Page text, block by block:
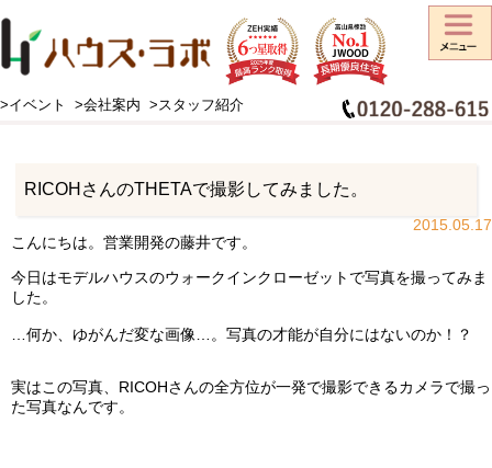
>イベント >会社案内 >スタッフ紹介
HOME > スタッフブログ > お知らせ>RICOHさんのTHETAで撮影してみました。
RICOHさんのTHETAで撮影してみました。
2015.05.17
こんにちは。営業開発の藤井です。
今日はモデルハウスのウォークインクローゼットで写真を撮ってみま
した。
…何か、ゆがんだ変な画像…。写真の才能が自分にはないのか！？
実はこの写真、RICOHさんの全方位が一発で撮影できるカメラで撮っ
た写真なんです。